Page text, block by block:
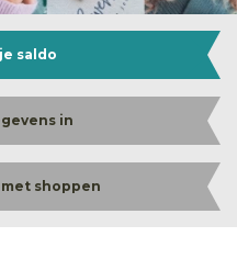
saldo
in
shoppen